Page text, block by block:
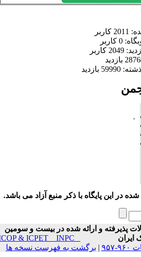
.
در این پایگاه با ذکر منبع آزاد می باشد.
پذیرفته و ارائه شده در بیست و سومین
ICOP & ICPET _ INPC _
|برگشت به فهرست نسخه ها